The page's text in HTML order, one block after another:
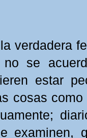
verdadera
no se
estar
cosas
examinen,